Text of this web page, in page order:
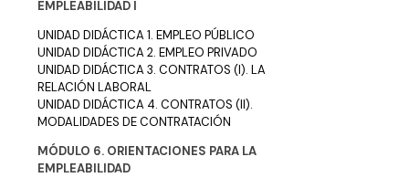
EMPLEABILIDAD I
UNIDAD DIDÁCTICA 1. EMPLEO PÚBLICO
UNIDAD DIDÁCTICA 2. EMPLEO PRIVADO
UNIDAD DIDÁCTICA 3. CONTRATOS (I). LA
RELACIÓN LABORAL
UNIDAD DIDÁCTICA 4. CONTRATOS (II).
MODALIDADES DE CONTRATACIÓN
MÓDULO 6. ORIENTACIONES PARA LA
EMPLEABILIDAD